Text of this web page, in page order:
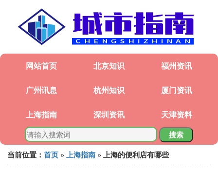
网站首页 北京知识 福州资讯
广州讯息 杭州知识 厦门资讯
上海指南 深圳资讯 天津资料
搜索
当前位置： 首页 » 上海指南 » 上海的便利店有哪些